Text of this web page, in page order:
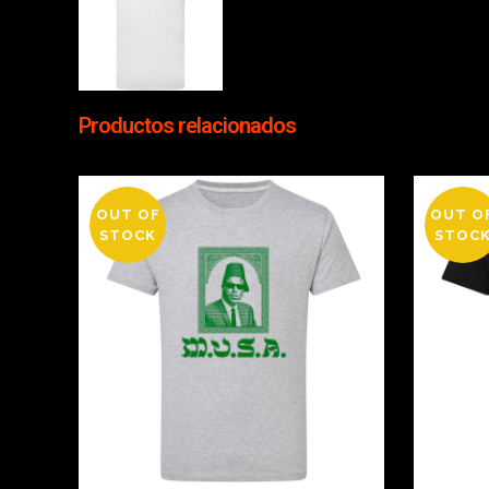
Productos relacionados
OUT OF
STOCK
OUT